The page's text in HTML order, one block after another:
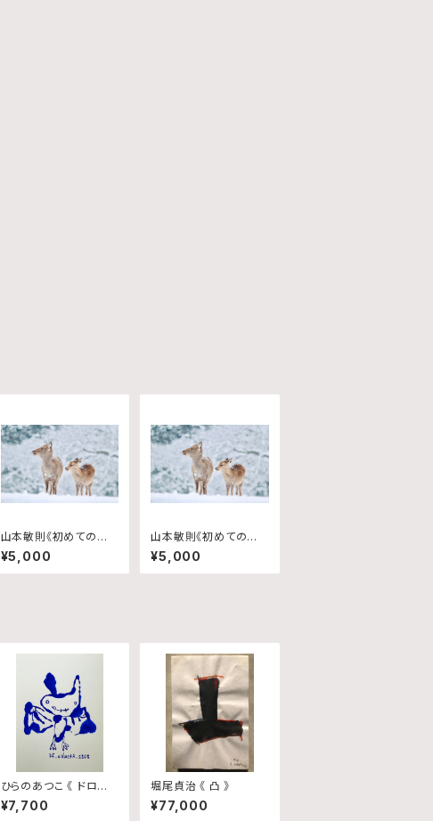
山本敏則《初めての雪》
1/2
¥5,000
山本敏則《初めての雪》
2/2
¥5,000
ひらのあつこ 《 ドロー
イング/No.57 》
¥7,700
堀尾貞治 《 凸 》
¥77,000